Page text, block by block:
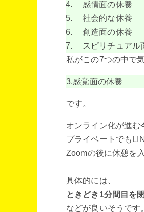
感情面の休養
社会的な休養
創造面の休養
スピリチュアル
私がこの7つの中で
3.感覚面の休養
です。
オンライン化が進む
プライベートでも
Zoomの後に休憩を
具体的には、
ときどき1分間目を
などが良いそうです